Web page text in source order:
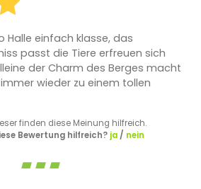
Halle einfach klasse, das
passt die Tiere erfreuen sich
der Charm des Berges macht
wieder zu einem tollen
finden diese Meinung hilfreich.
Bewertung hilfreich? ja/ nein